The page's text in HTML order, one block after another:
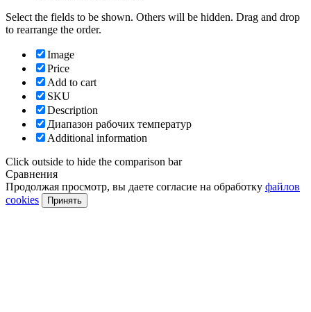
Select the fields to be shown. Others will be hidden. Drag and drop
to rearrange the order.
Image
Price
Add to cart
SKU
Description
Диапазон рабочих температур
Additional information
Click outside to hide the comparison bar
Сравнения
Продолжая просмотр, вы даете согласие на обработку файлов
cookies
Принять